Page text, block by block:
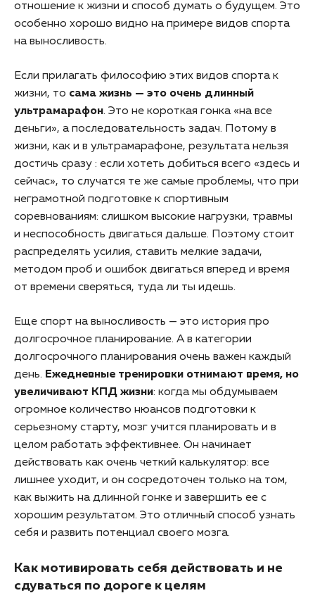
отношение к жизни и способ думать о будущем. Это
особенно хорошо видно на примере видов спорта
на выносливость.
Если прилагать философию этих видов спорта к
жизни, то сама жизнь — это очень длинный
ультрамарафон. Это не короткая гонка «на все
деньги», а последовательность задач. Потому в
жизни, как и в ультрамарафоне, результата нельзя
достичь сразу : если хотеть добиться всего «здесь и
сейчас», то случатся те же самые проблемы, что при
неграмотной подготовке к спортивным
соревнованиям: слишком высокие нагрузки, травмы
и неспособность двигаться дальше. Поэтому стоит
распределять усилия, ставить мелкие задачи,
методом проб и ошибок двигаться вперед и время
от времени сверяться, туда ли ты идешь.
Еще спорт на выносливость — это история про
долгосрочное планирование. А в категории
долгосрочного планирования очень важен каждый
день. Ежедневные тренировки отнимают время, но
увеличивают КПД жизни: когда мы обдумываем
огромное количество нюансов подготовки к
серьезному старту, мозг учится планировать и в
целом работать эффективнее. Он начинает
действовать как очень четкий калькулятор: все
лишнее уходит, и он сосредоточен только на том,
как выжить на длинной гонке и завершить ее с
хорошим результатом. Это отличный способ узнать
себя и развить потенциал своего мозга.
Как мотивировать себя действовать и не
сдуваться по дороге к целям